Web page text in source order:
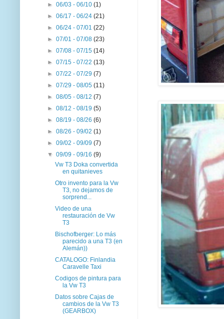
►06/03 - 06/10(1)
►06/17 - 06/24(21)
►06/24 - 07/01(22)
►07/01 - 07/08(23)
►07/08 - 07/15(14)
►07/15 - 07/22(13)
►07/22 - 07/29(7)
►07/29 - 08/05(11)
►08/05 - 08/12(7)
►08/12 - 08/19(5)
►08/19 - 08/26(6)
►08/26 - 09/02(1)
►09/02 - 09/09(7)
▼09/09 - 09/16(9)
Vw T3 Doka convertida
en quitanieves
Otro invento para la Vw
T3, no dejamos de
sorprend...
Video de una
restauración de Vw
T3
Bischofberger: Lo más
parecido a una T3 (en
Alemán))
CATALOGO: Finlandia
Caravelle Taxi
Codigos de pintura para
la Vw T3
Datos sobre Cajas de
cambios de la Vw T3
(GEARBOX)